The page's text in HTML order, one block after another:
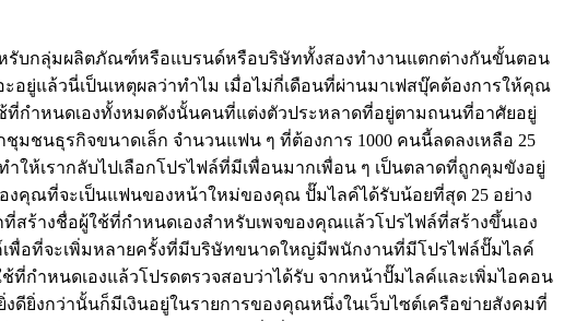
รับกลุ่มผลิตภัณฑ์หรือแบรนด์หรือบริษัททั้งสองทำงานแตกต่างกันขั้นตอน
ยู่แล้วนี่เป็นเหตุผลว่าทำไม เมื่อไม่กี่เดือนที่ผ่านมาเฟสบุ๊คต้องการให้คุณ
ที่กำหนดเองทั้งหมดดังนั้นคนที่แต่งตัวประหลาดที่อยู่ตามถนนที่อาศัยอยู่
ชนธุรกิจขนาดเล็ก จำนวนแฟน ๆ ที่ต้องการ 1000 คนนี้ลดลงเหลือ 25
เรากลับไปเลือกโปรไฟล์ที่มีเพื่อนมากเพื่อน ๆ เป็นตลาดที่ถูกคุมขังอยู่
คุณที่จะเป็นแฟนของหน้าใหม่ของคุณ ปั๊มไลค์ได้รับน้อยที่สุด 25 อย่าง
สร้างชื่อผู้ใช้ที่กำหนดเองสำหรับเพจของคุณแล้วโปรไฟล์ที่สร้างขึ้นเอง
พื่อที่จะเพิ่มหลายครั้งที่มีบริษัทขนาดใหญ่มีพนักงานที่มีโปรไฟล์ปั๊มไลค์
กำหนดเองแล้วโปรดตรวจสอบว่าได้รับ จากหน้าปั๊มไลค์และเพิ่มไอคอน
ยิ่งกว่านั้นก็มีเงินอยู่ในรายการของคุณหนึ่งในเว็บไซต์เครือข่ายสังคมที่